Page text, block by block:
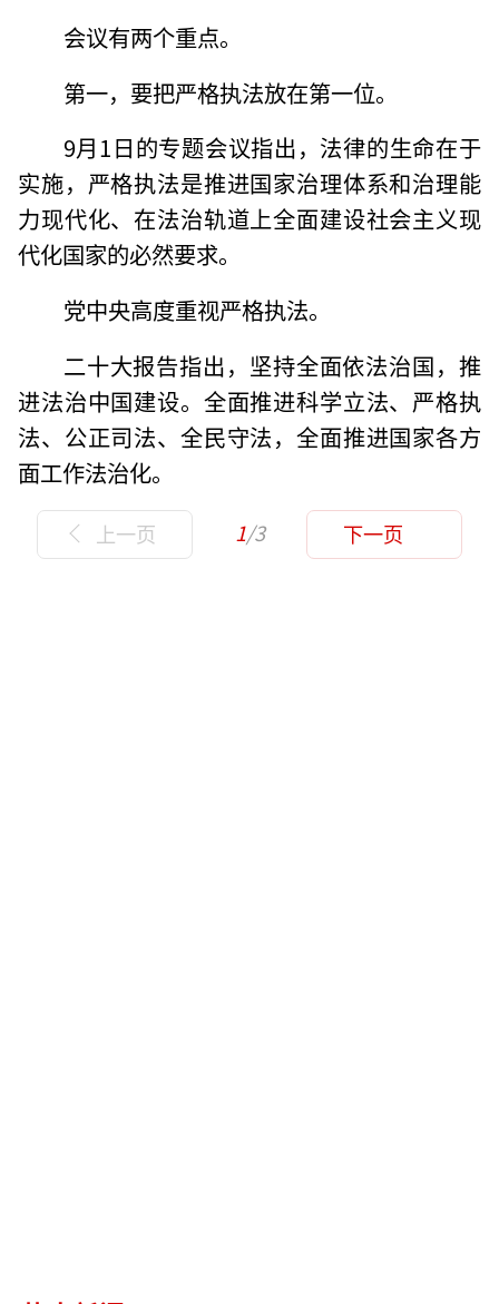
会议有两个重点。
第一，要把严格执法放在第一位。
9月1日的专题会议指出，法律的生命在于
实施，严格执法是推进国家治理体系和治理能
力现代化、在法治轨道上全面建设社会主义现
代化国家的必然要求。
党中央高度重视严格执法。
二十大报告指出，坚持全面依法治国，推
进法治中国建设。全面推进科学立法、严格执
法、公正司法、全民守法，全面推进国家各方
面工作法治化。
上一页 1/3 下一页